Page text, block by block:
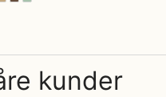
kunder